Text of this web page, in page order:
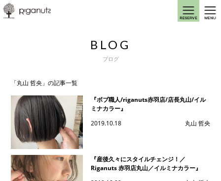
BLOG
ブログ
「丸山 哲央」の記事一覧
『ボブ職人/riganuts赤羽店/店長丸山/イル
ミナカラー』
2019.10.18
丸山 哲央
『産後久々にスタイルチェンジ！／
Riganuts 赤羽店丸山／イルミナカラー』